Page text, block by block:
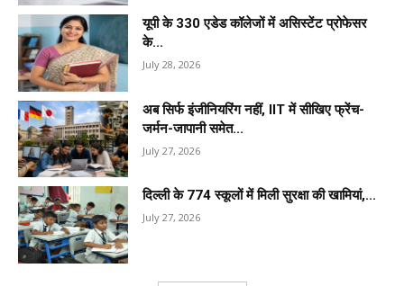
यूपी के 330 एडेड कॉलेजों में असिस्टेंट प्रोफेसर
के...
July 28, 2026
अब सिर्फ इंजीनियरिंग नहीं, IIT में सीखिए फ्रेंच-
जर्मन-जापानी समेत...
July 27, 2026
दिल्ली के 774 स्कूलों में मिली सुरक्षा की खामियां,...
July 27, 2026